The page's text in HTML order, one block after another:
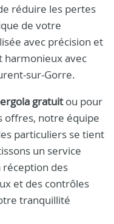
réduire les pertes
de votre
avec précision et
harmonieux avec
sur-Gorre.
gratuitou pour
offres, notre équipe
particuliers se tient
un service
des
et des contrôles
tranquillité